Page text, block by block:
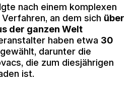
nach einem komplexen
an dem sich über
der ganzen Welt
haben etwa 30
darunter die
die zum diesjährigen
ist.